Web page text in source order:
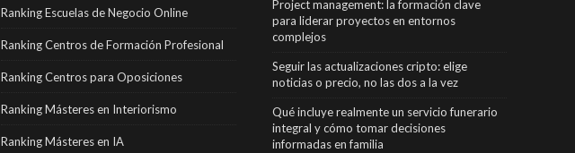
Ranking Escuelas de Negocio Online
Ranking Centros de Formación Profesional
Ranking Centros para Oposiciones
Ranking Másteres en Interiorismo
Ranking Másteres en IA
Project management: la formación clave
para liderar proyectos en entornos
complejos
Seguir las actualizaciones cripto: elige
noticias o precio, no las dos a la vez
Qué incluye realmente un servicio funerario
integral y cómo tomar decisiones
informadas en familia